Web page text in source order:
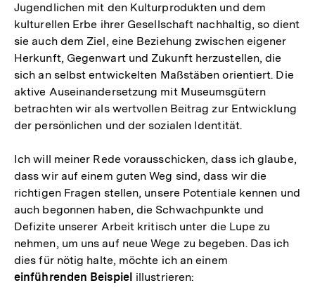
Jugendlichen mit den Kulturprodukten und dem
kulturellen Erbe ihrer Gesellschaft nachhaltig, so dient
sie auch dem Ziel, eine Beziehung zwischen eigener
Herkunft, Gegenwart und Zukunft herzustellen, die
sich an selbst entwickelten Maßstäben orientiert. Die
aktive Auseinandersetzung mit Museumsgütern
betrachten wir als wertvollen Beitrag zur Entwicklung
der persönlichen und der sozialen Identität.
Ich will meiner Rede vorausschicken, dass ich glaube,
dass wir auf einem guten Weg sind, dass wir die
richtigen Fragen stellen, unsere Potentiale kennen und
auch begonnen haben, die Schwachpunkte und
Defizite unserer Arbeit kritisch unter die Lupe zu
nehmen, um uns auf neue Wege zu begeben. Das ich
dies für nötig halte, möchte ich an einem
einführenden Beispiel illustrieren: